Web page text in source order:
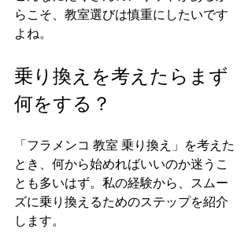
らこそ、教室選びは慎重にしたいです
よね。
乗り換えを考えたらまず
何をする？
「フラメンコ 教室 乗り換え」を考えた
とき、何から始めればいいのか迷うこ
とも多いはず。私の経験から、スムー
ズに乗り換えるためのステップを紹介
します。